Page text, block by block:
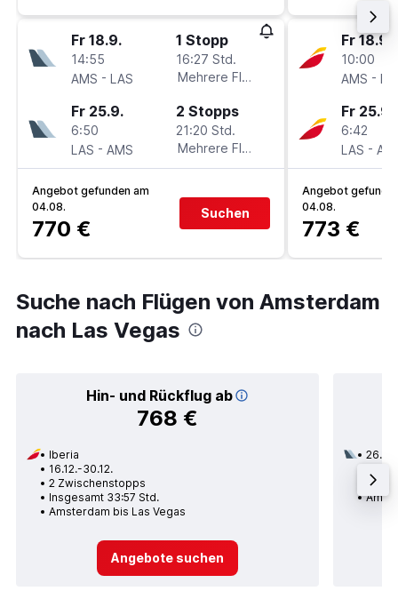
Fr 18.9.
14:55
AMS - LAS
1 Stopp
16:27 Std.
Mehrere Fluglinien
Fr 25.9.
6:50
LAS - AMS
2 Stopps
21:20 Std.
Mehrere Fluglinien
Angebot gefunden am
04.08.
770 €
Suchen
Fr 18.9.
10:00
AMS -
Fr 25.9.
6:42
LAS -
Angebot
04.08.
773 €
Suche nach Flügen von Amsterdam
nach Las Vegas
Hin- und Rückflug ab
768 €
Iberia
16.12.-30.12.
2 Zwischenstopps
Insgesamt 33:57 Std.
Amsterdam bis Las Vegas
Angebote suchen
26.09.